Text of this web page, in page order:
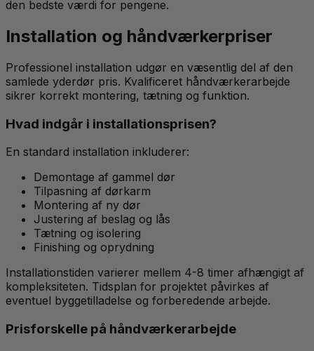
den bedste værdi for pengene.
Installation og håndværkerpriser
Professionel installation udgør en væsentlig del af den
samlede yderdør pris. Kvalificeret håndværkerarbejde
sikrer korrekt montering, tætning og funktion.
Hvad indgår i installationsprisen?
En standard installation inkluderer:
Demontage af gammel dør
Tilpasning af dørkarm
Montering af ny dør
Justering af beslag og lås
Tætning og isolering
Finishing og oprydning
Installationstiden varierer mellem 4-8 timer afhængigt af
kompleksiteten. Tidsplan for projektet påvirkes af
eventuel byggetilladelse og forberedende arbejde.
Prisforskelle på håndværkerarbejde